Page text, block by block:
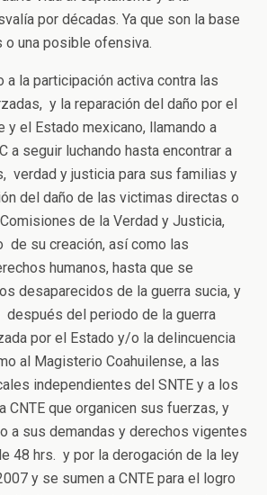
por décadas. Ya que son la base
una posible ofensiva.
a la participación activa contra las
y la reparación del daño por el
y el Estado mexicano, llamando a
a seguir luchando hasta encontrar a
verdad y justicia para sus familias y
del daño de las victimas directas o
de la Verdad y Justicia,
de su creación, así como las
humanos, hasta que se
desaparecidos de la guerra sucia, y
del periodo de la guerra
por el Estado y/o la delincuencia
al Magisterio Coahuilense, a las
independientes del SNTE y a los
CNTE que organicen sus fuerzas, y
a sus demandas y derechos vigentes
48 hrs. y por la derogación de la ley
y se sumen a CNTE para el logro